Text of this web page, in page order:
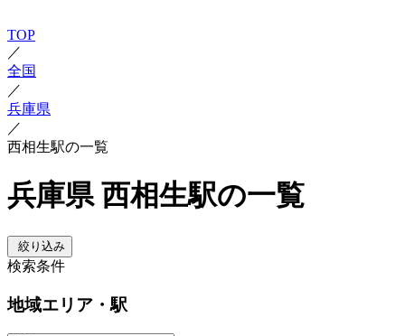
TOP
／
全国
／
兵庫県
／
西相生駅の一覧
兵庫県 西相生駅の一覧
絞り込み
検索条件
地域エリア・駅